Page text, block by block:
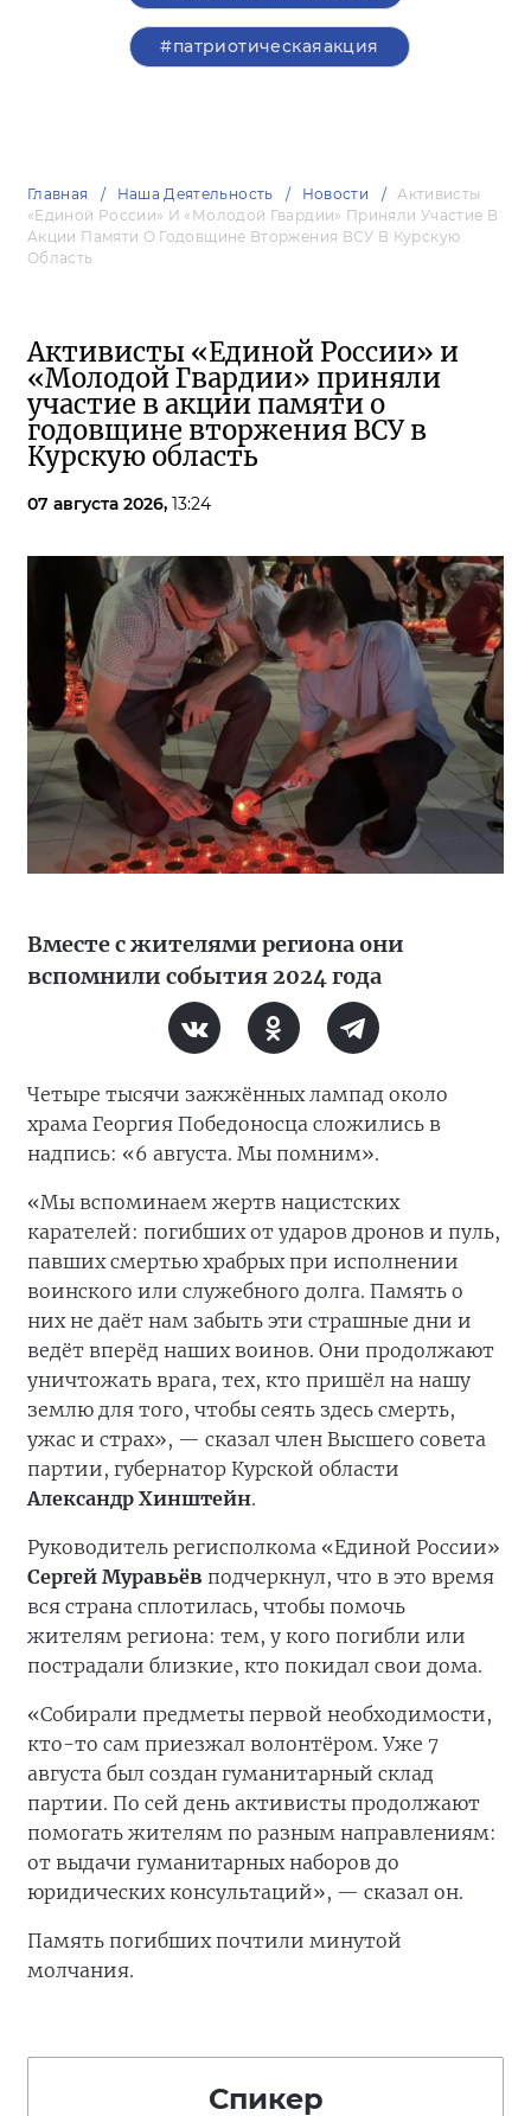
#патриотическаяакция
Главная Наша Деятельность Новости
Активисты
«Единой России» И «Молодой Гвардии» Приняли Участие В
Акции Памяти О Годовщине Вторжения ВСУ В Курскую
Область
Активисты «Единой России» и
«Молодой Гвардии» приняли
участие в акции памяти о
годовщине вторжения ВСУ в
Курскую область
07 августа 2026, 13:24
Вместе с жителями региона они
вспомнили события 2024 года
Четыре тысячи зажжённых лампад около
храма Георгия Победоносца сложились в
надпись: «6 августа. Мы помним».
«Мы вспоминаем жертв нацистских
карателей: погибших от ударов дронов и пуль,
павших смертью храбрых при исполнении
воинского или служебного долга. Память о
них не даёт нам забыть эти страшные дни и
ведёт вперёд наших воинов. Они продолжают
уничтожать врага, тех, кто пришёл на нашу
землю для того, чтобы сеять здесь смерть,
ужас и страх», — сказал член Высшего совета
партии, губернатор Курской области
Александр Хинштейн.
Руководитель регисполкома «Единой России»
Сергей Муравьёв подчеркнул, что в это время
вся страна сплотилась, чтобы помочь
жителям региона: тем, у кого погибли или
пострадали близкие, кто покидал свои дома.
«Собирали предметы первой необходимости,
кто-то сам приезжал волонтёром. Уже 7
августа был создан гуманитарный склад
партии. По сей день активисты продолжают
помогать жителям по разным направлениям:
от выдачи гуманитарных наборов до
юридических консультаций», — сказал он.
Память погибших почтили минутой
молчания.
Спикер